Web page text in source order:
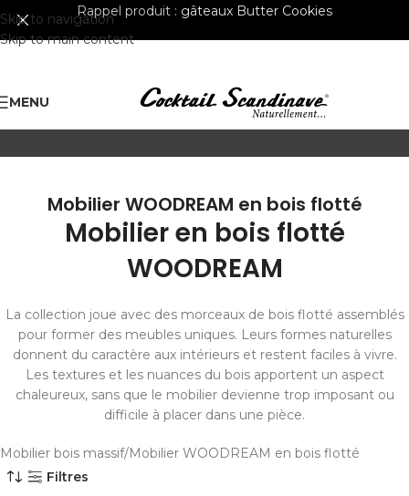
Skip to navigation
Skip to main content
Rappel produit : gâteaux Butter Cookies
MENU
Mobilier WOODREAM en bois flotté
Mobilier en bois flotté
WOODREAM
La collection joue avec des morceaux de bois flotté assemblés
pour former des meubles uniques. Leurs formes naturelles
donnent du caractère aux intérieurs et restent faciles à vivre.
Les textures et les nuances du bois apportent un aspect
chaleureux, sans que le mobilier devienne trop imposant ou
difficile à placer dans une pièce.
Mobilier bois massif Mobilier WOODREAM en bois flotté
Filtres